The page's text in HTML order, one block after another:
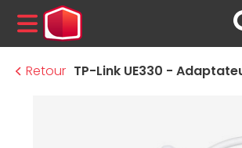
MENU
Retour